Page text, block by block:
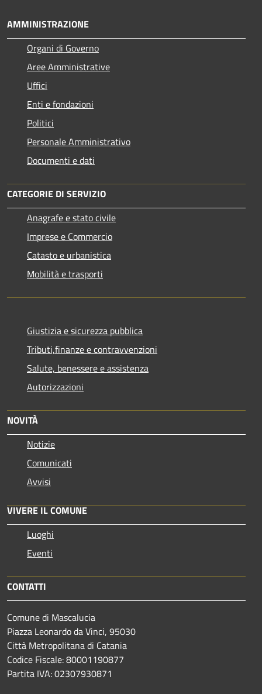
AMMINISTRAZIONE
Organi di Governo
Aree Amministrative
Uffici
Enti e fondazioni
Politici
Personale Amministrativo
Documenti e dati
CATEGORIE DI SERVIZIO
Anagrafe e stato civile
Imprese e Commercio
Catasto e urbanistica
Mobilità e trasporti
Giustizia e sicurezza pubblica
Tributi,finanze e contravvenzioni
Salute, benessere e assistenza
Autorizzazioni
NOVITÀ
Notizie
Comunicati
Avvisi
VIVERE IL COMUNE
Luoghi
Eventi
CONTATTI
Comune di Mascalucia
Piazza Leonardo da Vinci, 95030
Città Metropolitana di Catania
Codice Fiscale: 80001190877
Partita IVA: 02307930871